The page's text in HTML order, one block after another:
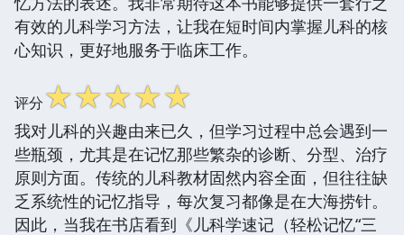
有效的儿科学习方法，让我在短时间内掌握儿科的核
心知识，更好地服务于临床工作。
评分☆☆☆☆☆
我对儿科的兴趣由来已久，但学习过程中总会遇到一
些瓶颈，尤其是在记忆那些繁杂的诊断、分型、治疗
原则方面。传统的儿科教材固然内容全面，但往往缺
乏系统性的记忆指导，每次复习都像是在大海捞针。
因此，当我在书店看到《儿科学速记（轻松记忆“三